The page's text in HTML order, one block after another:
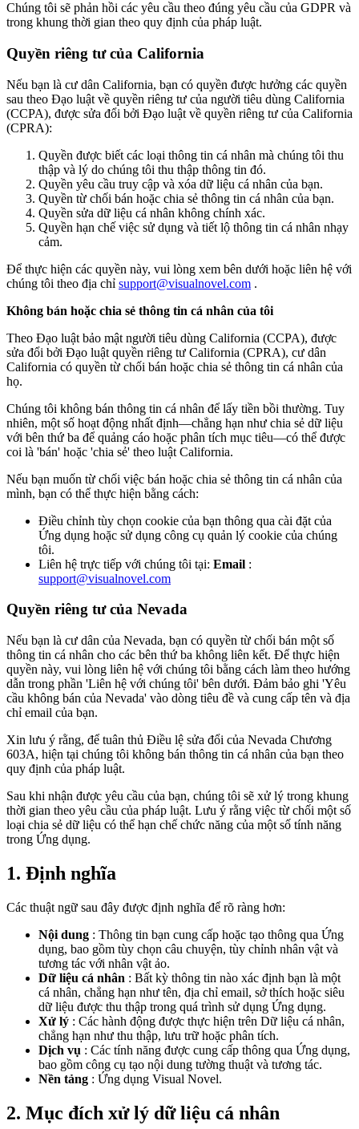
Chúng tôi sẽ phản hồi các yêu cầu theo đúng yêu cầu của GDPR và
trong khung thời gian theo quy định của pháp luật.
Quyền riêng tư của California
Nếu bạn là cư dân California, bạn có quyền được hưởng các quyền
sau theo Đạo luật về quyền riêng tư của người tiêu dùng California
(CCPA), được sửa đổi bởi Đạo luật về quyền riêng tư của California
(CPRA):
Quyền được biết các loại thông tin cá nhân mà chúng tôi thu
thập và lý do chúng tôi thu thập thông tin đó.
Quyền yêu cầu truy cập và xóa dữ liệu cá nhân của bạn.
Quyền từ chối bán hoặc chia sẻ thông tin cá nhân của bạn.
Quyền sửa dữ liệu cá nhân không chính xác.
Quyền hạn chế việc sử dụng và tiết lộ thông tin cá nhân nhạy
cảm.
Để thực hiện các quyền này, vui lòng xem bên dưới hoặc liên hệ với
chúng tôi theo địa chỉ support@visualnovel.com .
Không bán hoặc chia sẻ thông tin cá nhân của tôi
Theo Đạo luật bảo mật người tiêu dùng California (CCPA), được
sửa đổi bởi Đạo luật quyền riêng tư California (CPRA), cư dân
California có quyền từ chối bán hoặc chia sẻ thông tin cá nhân của
họ.
Chúng tôi không bán thông tin cá nhân để lấy tiền bồi thường. Tuy
nhiên, một số hoạt động nhất định—chẳng hạn như chia sẻ dữ liệu
với bên thứ ba để quảng cáo hoặc phân tích mục tiêu—có thể được
coi là 'bán' hoặc 'chia sẻ' theo luật California.
Nếu bạn muốn từ chối việc bán hoặc chia sẻ thông tin cá nhân của
mình, bạn có thể thực hiện bằng cách:
Điều chỉnh tùy chọn cookie của bạn thông qua cài đặt của
Ứng dụng hoặc sử dụng công cụ quản lý cookie của chúng
tôi.
Liên hệ trực tiếp với chúng tôi tại: Email :
support@visualnovel.com
Quyền riêng tư của Nevada
Nếu bạn là cư dân của Nevada, bạn có quyền từ chối bán một số
thông tin cá nhân cho các bên thứ ba không liên kết. Để thực hiện
quyền này, vui lòng liên hệ với chúng tôi bằng cách làm theo hướng
dẫn trong phần 'Liên hệ với chúng tôi' bên dưới. Đảm bảo ghi 'Yêu
cầu không bán của Nevada' vào dòng tiêu đề và cung cấp tên và địa
chỉ email của bạn.
Xin lưu ý rằng, để tuân thủ Điều lệ sửa đổi của Nevada Chương
603A, hiện tại chúng tôi không bán thông tin cá nhân của bạn theo
quy định của pháp luật.
Sau khi nhận được yêu cầu của bạn, chúng tôi sẽ xử lý trong khung
thời gian theo yêu cầu của pháp luật. Lưu ý rằng việc từ chối một số
loại chia sẻ dữ liệu có thể hạn chế chức năng của một số tính năng
trong Ứng dụng.
1. Định nghĩa
Các thuật ngữ sau đây được định nghĩa để rõ ràng hơn:
Nội dung : Thông tin bạn cung cấp hoặc tạo thông qua Ứng
dụng, bao gồm tùy chọn câu chuyện, tùy chỉnh nhân vật và
tương tác với nhân vật ảo.
Dữ liệu cá nhân : Bất kỳ thông tin nào xác định bạn là một
cá nhân, chẳng hạn như tên, địa chỉ email, sở thích hoặc siêu
dữ liệu được thu thập trong quá trình sử dụng Ứng dụng.
Xử lý : Các hành động được thực hiện trên Dữ liệu cá nhân,
chẳng hạn như thu thập, lưu trữ hoặc phân tích.
Dịch vụ : Các tính năng được cung cấp thông qua Ứng dụng,
bao gồm công cụ tạo nội dung tường thuật và tương tác.
Nền tảng : Ứng dụng Visual Novel.
2. Mục đích xử lý dữ liệu cá nhân